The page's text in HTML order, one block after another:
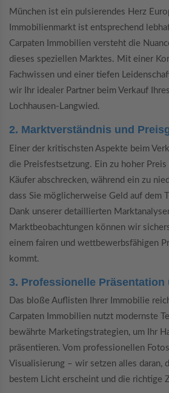
München ist ein pulsierendes Herz
Immobilienmarkt ist entsprechend
Carpaten Immobilien versteht die
dieses speziellen Marktes. Mit einer
Fachwissen und einer tiefen
wir Ihr idealer Partner beim Verkauf
Lochhausen-Langwied.
2. Marktverständnis und
Einer der kritischsten Aspekte beim
die Preisfestsetzung. Ein zu hoher
Käufer abschrecken, während ein zu
dass Sie möglicherweise Geld auf dem
Dank unserer detaillierten
Marktbeobachtungen können wir
einem fairen und wettbewerbsfähigen
kommt.
3. Professionelle Präsentation
Das bloße Auflisten Ihrer Immobilie
Carpaten Immobilien nutzt modernste
bewährte Marketingstrategien, um Ihr
präsentieren. Vom professionellen
Visualisierung – wir setzen alles daran,
bestem Licht erscheint und die richtige